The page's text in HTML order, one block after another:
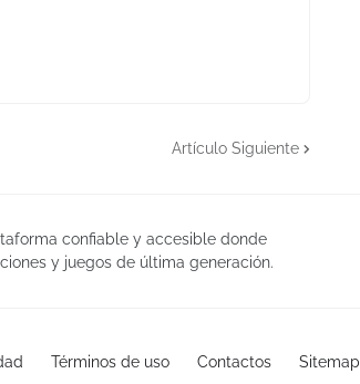
Artículo Siguiente
confiable y accesible donde
y juegos de última generación.
Términos de uso Contactos Sitemap